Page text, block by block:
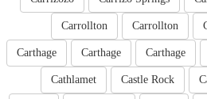
Carrollton
Carrollton
Carthage
Carthage
Carthage
Castle Rock
Cathlamet